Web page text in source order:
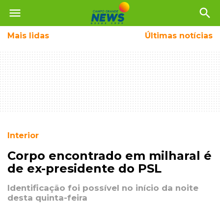
menu search
Mais lidas Últimas notícias
Interior
Corpo encontrado em milharal é
de ex-presidente do PSL
Identificação foi possível no início da noite
desta quinta-feira